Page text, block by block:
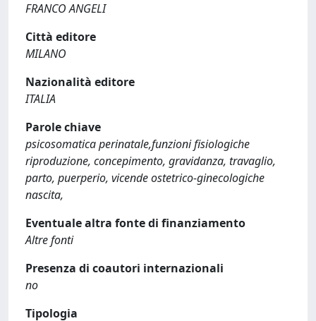
FRANCO ANGELI
Città editore
MILANO
Nazionalità editore
ITALIA
Parole chiave
psicosomatica perinatale,funzioni fisiologiche
riproduzione, concepimento, gravidanza, travaglio,
parto, puerperio, vicende ostetrico-ginecologiche
nascita,
Eventuale altra fonte di finanziamento
Altre fonti
Presenza di coautori internazionali
no
Tipologia